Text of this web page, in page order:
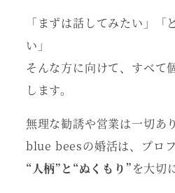
「まずは話してみたい」「
い」
そんな方に向けて、すべて
します。
無理な勧誘や営業は一切あ
blue beesの婚活は、プロ
“人柄”と“ぬくもり”を大切